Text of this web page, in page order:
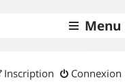
Menu
Connexion
Inscription